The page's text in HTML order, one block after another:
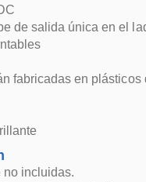
de salida única en el
fabricadas en plásticos
no incluidas.